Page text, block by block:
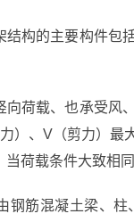
结构的主要构件包
向荷载、也承受风
）、V（剪力）最
荷载条件大致相
钢筋混凝土梁、